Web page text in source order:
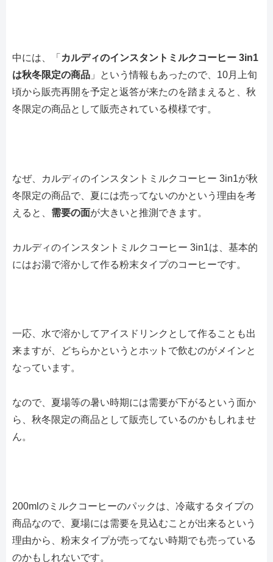
中には、「 カルディのインスタントミルクコーヒー 3in1
は秋冬限定の商品 」という情報もあったので、10月上旬
頃から販売再開を予定と返答が来たのを踏まえると、秋
冬限定の商品として販売されている模様です。
なぜ、カルディのインスタントミルクコーヒー 3in1が秋
冬限定の商品で、夏には売ってないのかという理由を考
えると、 需要の面が大きいと推測できます。
カルディのインスタントミルクコーヒー 3in1は、基本的
にはお湯で溶かして作る粉末タイプのコーヒーです。
一応、水で溶かしてアイスドリンクとして作ることも出
来ますが、どちらかというとホットで飲むのがメインと
なっています。
なので、夏場等の暑い時期には需要が下がるという面か
ら、秋冬限定の商品として販売しているのかもしれませ
ん。
200mlのミルクコーヒーのパックは、冷蔵するタイプの
商品なので、夏場には需要を見込むことが出来るという
理由から、粉末タイプが売ってない時期でも売っている
のかもしれないです。